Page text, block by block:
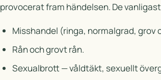
provocerat fram händelsen. De
Misshandel (ringa, normalgrad, grov
Rån och grovt rån.
Sexualbrott — våldtäkt, sexuellt